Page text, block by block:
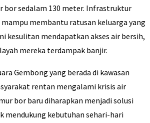
bor sedalam 130 meter. Infrastruktur
membantu ratusan keluarga yang
kesulitan mendapatkan akses air bersih,
mereka terdampak banjir.
Gembong yang berada di kawasan
rentan mengalami krisis air
bor baru diharapkan menjadi solusi
mendukung kebutuhan sehari-hari